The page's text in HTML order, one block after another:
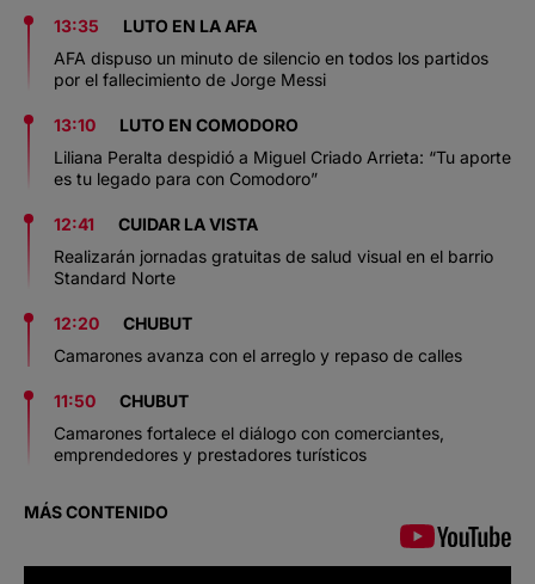
13:35
LUTO EN LA AFA
AFA dispuso un minuto de silencio en todos los partidos
por el fallecimiento de Jorge Messi
13:10
LUTO EN COMODORO
Liliana Peralta despidió a Miguel Criado Arrieta: “Tu aporte
es tu legado para con Comodoro”
12:41
CUIDAR LA VISTA
Realizarán jornadas gratuitas de salud visual en el barrio
Standard Norte
12:20
CHUBUT
Camarones avanza con el arreglo y repaso de calles
11:50
CHUBUT
Camarones fortalece el diálogo con comerciantes,
emprendedores y prestadores turísticos
MÁS CONTENIDO